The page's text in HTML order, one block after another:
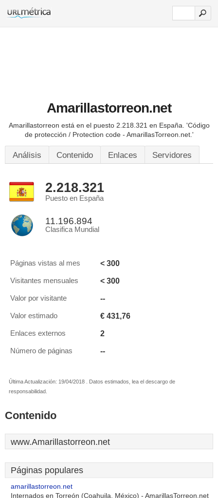
Amarillastorreon.net
Amarillastorreon está en el puesto 2.218.321 en España. 'Código
de protección / Protection code - AmarillasTorreon.net.'
Análisis Contenido Enlaces Servidores
2.218.321
Puesto en España
11.196.894
Clasifica Mundial
Páginas vistas al mes < 300
Visitantes mensuales < 300
Valor por visitante --
Valor estimado € 431,76
Enlaces externos 2
Número de páginas --
Última Actualización: 19/04/2018 . Datos estimados, lea el descargo de
responsabilidad.
Contenido
www.Amarillastorreon.net
Páginas populares
amarillastorreon.net
Internados en Torreón (Coahuila, México) - AmarillasTorreon.net